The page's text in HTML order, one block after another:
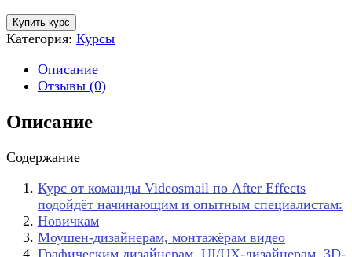
Купить курс
Категория: Курсы
Описание
Отзывы (0)
Описание
Содержание
Курс от команды Videosmail по After Effects
подойдёт начинающим и опытным специалистам:
Новичкам
Моушен-дизайнерам, монтажёрам видео